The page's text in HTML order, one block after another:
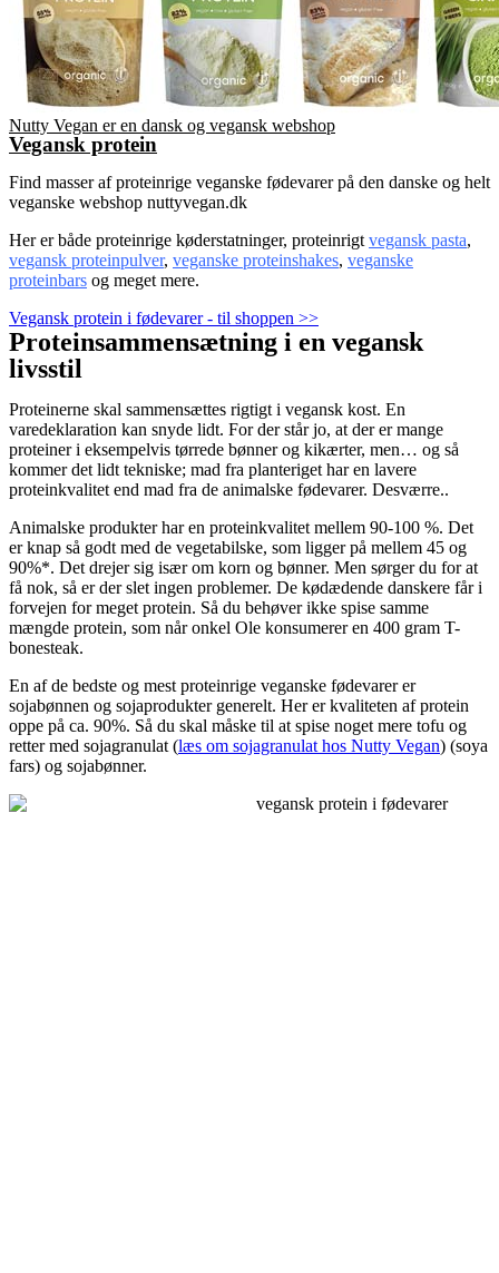
Nutty Vegan er en dansk og vegansk webshop
Vegansk protein
Find masser af proteinrige veganske fødevarer på den danske og helt
veganske webshop nuttyvegan.dk
Her er både proteinrige køderstatninger, proteinrigt vegansk pasta,
vegansk proteinpulver, veganske proteinshakes, veganske
proteinbars og meget mere.
Vegansk protein i fødevarer - til shoppen >>
Proteinsammensætning i en vegansk
livsstil
Proteinerne skal sammensættes rigtigt i vegansk kost. En
varedeklaration kan snyde lidt. For der står jo, at der er mange
proteiner i eksempelvis tørrede bønner og kikærter, men… og så
kommer det lidt tekniske; mad fra planteriget har en lavere
proteinkvalitet end mad fra de animalske fødevarer. Desværre..
Animalske produkter har en proteinkvalitet mellem 90-100 %. Det
er knap så godt med de vegetabilske, som ligger på mellem 45 og
90%*. Det drejer sig især om korn og bønner. Men sørger du for at
få nok, så er der slet ingen problemer. De kødædende danskere får i
forvejen for meget protein. Så du behøver ikke spise samme
mængde protein, som når onkel Ole konsumerer en 400 gram T-
bonesteak.
En af de bedste og mest proteinrige veganske fødevarer er
sojabønnen og sojaprodukter generelt. Her er kvaliteten af protein
oppe på ca. 90%. Så du skal måske til at spise noget mere tofu og
retter med sojagranulat (læs om sojagranulat hos Nutty Vegan) (soya
fars) og sojabønner.